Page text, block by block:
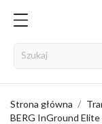
Strona główna
BERG InGround